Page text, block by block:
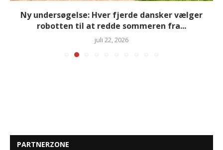
Ny undersøgelse: Hver fjerde dansker vælger
robotten til at redde sommeren fra...
juli 22, 2026
PARTNERZONE